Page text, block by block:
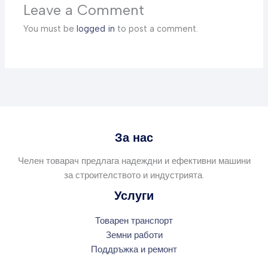
Leave a Comment
You must belogged in to post a comment.
За нас
Челен товарач предлага надеждни и ефективни машини
за строителството и индустрията.
Услуги
Товарен транспорт
Земни работи
Поддръжка и ремонт